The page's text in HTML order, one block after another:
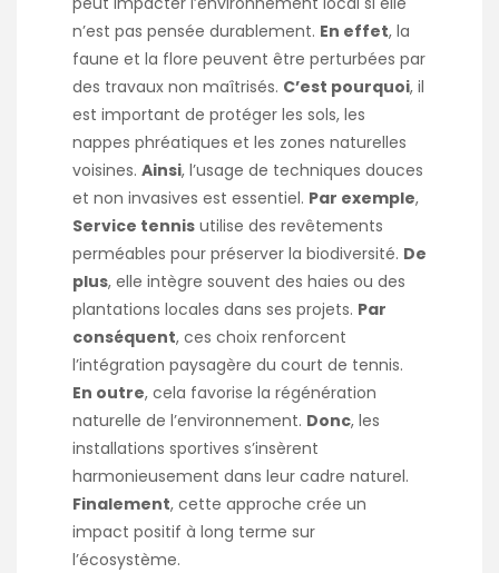
n’est pas pensée durablement. En effet, la
faune et la flore peuvent être perturbées par
des travaux non maîtrisés. C’est pourquoi, il
est important de protéger les sols, les
nappes phréatiques et les zones naturelles
voisines. Ainsi, l’usage de techniques douces
et non invasives est essentiel. Par exemple,
Service tennis utilise des revêtements
perméables pour préserver la biodiversité. De
plus, elle intègre souvent des haies ou des
plantations locales dans ses projets. Par
conséquent, ces choix renforcent
l’intégration paysagère du court de tennis.
En outre, cela favorise la régénération
naturelle de l’environnement. Donc, les
installations sportives s’insèrent
harmonieusement dans leur cadre naturel.
Finalement, cette approche crée un
impact positif à long terme sur
l’écosystème.